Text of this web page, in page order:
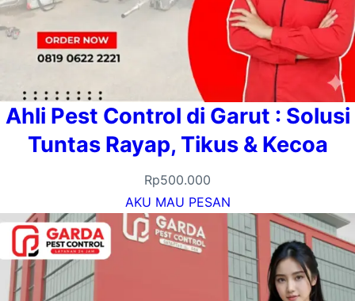
Ahli Pest Control di Garut : Solusi
Tuntas Rayap, Tikus & Kecoa
Rp500.000
AKU MAU PESAN